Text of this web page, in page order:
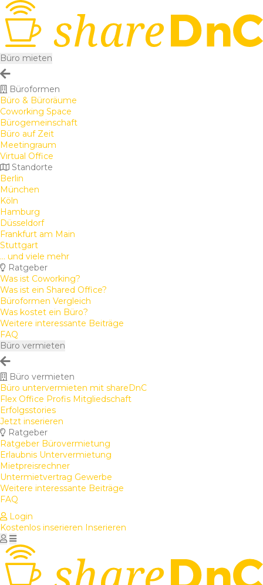
Büro mieten
Büroformen
Büro & Büroräume
Coworking Space
Bürogemeinschaft
Büro auf Zeit
Meetingraum
Virtual Office
Standorte
Berlin
München
Köln
Hamburg
Düsseldorf
Frankfurt am Main
Stuttgart
... und viele mehr
Ratgeber
Was ist Coworking?
Was ist ein Shared Office?
Büroformen Vergleich
Was kostet ein Büro?
Weitere interessante Beiträge
FAQ
Büro vermieten
Büro vermieten
Büro untervermieten mit shareDnC
Flex Office Profis Mitgliedschaft
Erfolgsstories
Jetzt inserieren
Ratgeber
Ratgeber Bürovermietung
Erlaubnis Untervermietung
Mietpreisrechner
Untermietvertrag Gewerbe
Weitere interessante Beiträge
FAQ
Login
Kostenlos inserieren Inserieren